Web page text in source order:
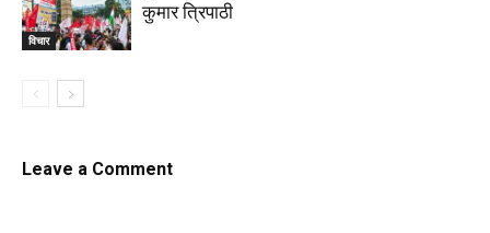
विचार
कुमार त्रिपाठी
Leave a Comment